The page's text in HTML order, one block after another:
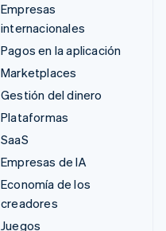
Empresas
internacionales
Pagos en la aplicación
Marketplaces
Gestión del dinero
Plataformas
SaaS
Empresas de IA
Economía de los
creadores
Juegos